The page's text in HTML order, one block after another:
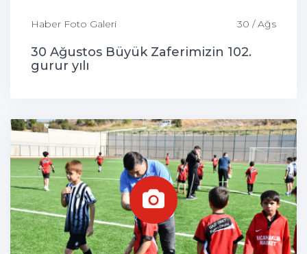
Haber Foto Galeri 30 / Ağs
30 Ağustos Büyük Zaferimizin 102.
gurur yılı